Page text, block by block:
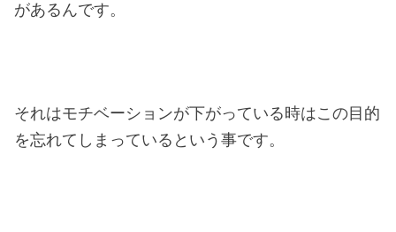
があるんです。
それはモチベーションが下がっている時はこの目的
を忘れてしまっているという事です。